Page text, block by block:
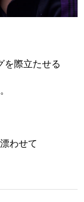
を際立たせる
わせて